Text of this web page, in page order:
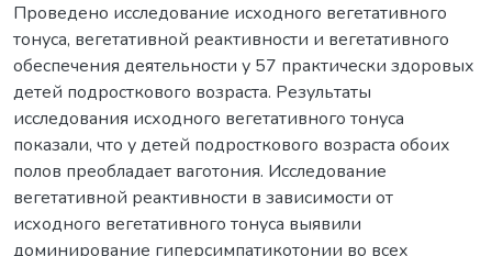
Проведено исследование исходного вегетативного
тонуса, вегетативной реактивности и вегетативного
обеспечения деятельности у 57 практически здоровых
детей подросткового возраста. Результаты
исследования исходного вегетативного тонуса
показали, что у детей подросткового возраста обоих
полов преобладает ваготония. Исследование
вегетативной реактивности в зависимости от
исходного вегетативного тонуса выявили
доминирование гиперсимпатикотонии во всех